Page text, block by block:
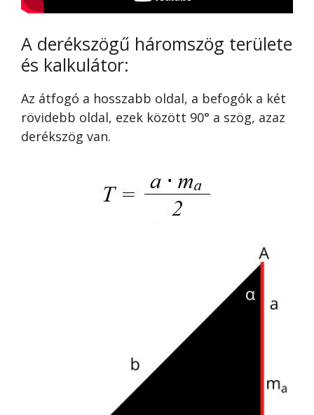
A derékszögű háromszög területe
és kalkulátor:
Az átfogó a hosszabb oldal, a befogók a két
rövidebb oldal, ezek között 90° a szög, azaz
derékszög van.